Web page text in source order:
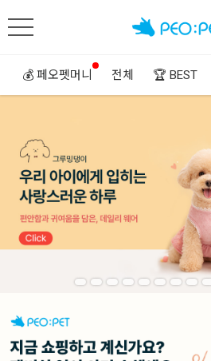
💰 페오펫머니 전체 🏆 BEST